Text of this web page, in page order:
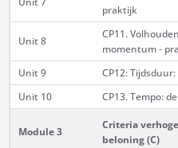
praktijk
Unit 8
CP11.
momentum -
Unit 9
CP12:
Unit 10
CP13. Tempo:
Module 3
Criteria
beloning (C)